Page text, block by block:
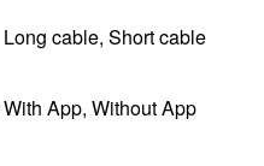
Long cable, Short cable
With App, Without App